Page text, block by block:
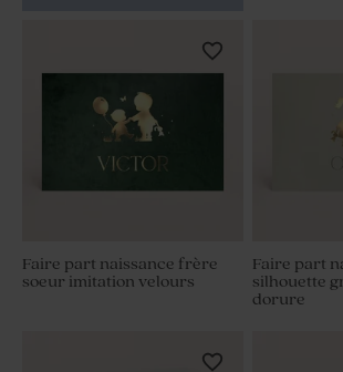
Faire part naissance frère
soeur imitation velours
Faire part
silhouette
dorure